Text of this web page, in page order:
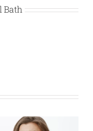
Bath